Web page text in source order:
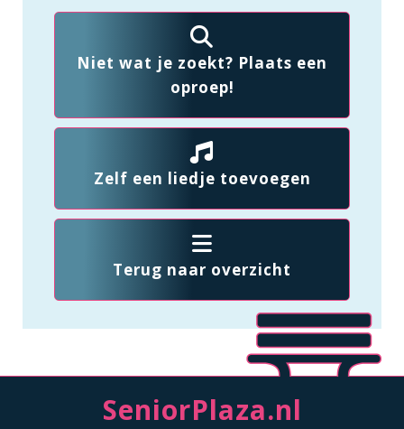
Niet wat je zoekt? Plaats een
oproep!
Zelf een liedje toevoegen
Terug naar overzicht
SeniorPlaza.nl